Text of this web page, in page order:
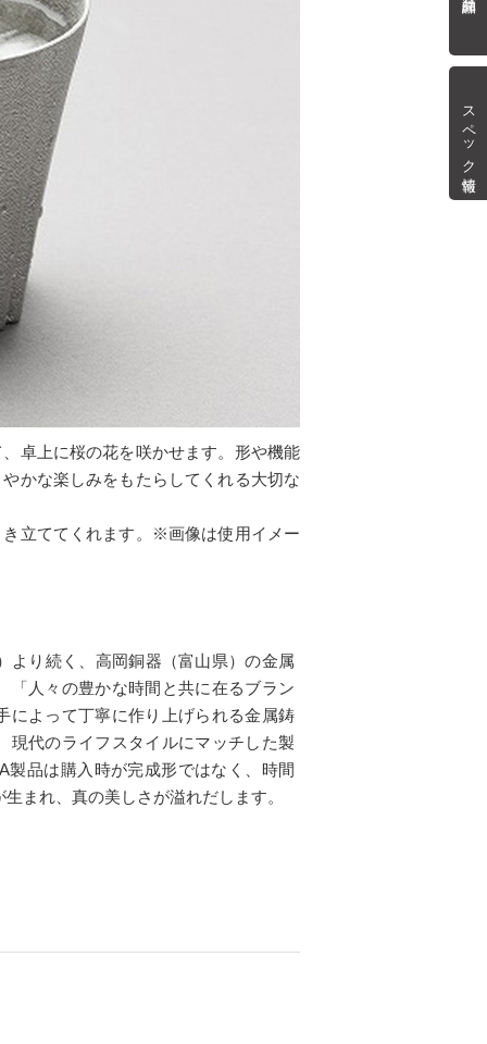
スペック情報
卓上に桜の花を咲かせます。形や機能
かな楽しみをもたらしてくれる大切な
立ててくれます。※画像は使用イメー
より続く、高岡銅器（富山県）の金属
「人々の豊かな時間と共に在るブラン
によって丁寧に作り上げられる金属鋳
現代のライフスタイルにマッチした製
製品は購入時が完成形ではなく、時間
まれ、真の美しさが溢れだします。